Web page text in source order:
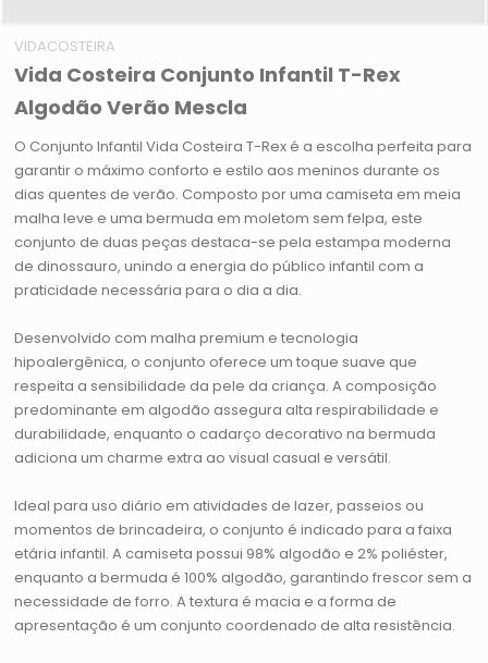
VIDACOSTEIRA
Vida Costeira Conjunto Infantil T-Rex
Algodão Verão Mescla
O Conjunto Infantil Vida Costeira T-Rex é a escolha perfeita para
garantir o máximo conforto e estilo aos meninos durante os
dias quentes de verão. Composto por uma camiseta em meia
malha leve e uma bermuda em moletom sem felpa, este
conjunto de duas peças destaca-se pela estampa moderna
de dinossauro, unindo a energia do público infantil com a
praticidade necessária para o dia a dia.
Desenvolvido com malha premium e tecnologia
hipoalergênica, o conjunto oferece um toque suave que
respeita a sensibilidade da pele da criança. A composição
predominante em algodão assegura alta respirabilidade e
durabilidade, enquanto o cadarço decorativo na bermuda
adiciona um charme extra ao visual casual e versátil.
Ideal para uso diário em atividades de lazer, passeios ou
momentos de brincadeira, o conjunto é indicado para a faixa
etária infantil. A camiseta possui 98% algodão e 2% poliéster,
enquanto a bermuda é 100% algodão, garantindo frescor sem a
necessidade de forro. A textura é macia e a forma de
apresentação é um conjunto coordenado de alta resistência.